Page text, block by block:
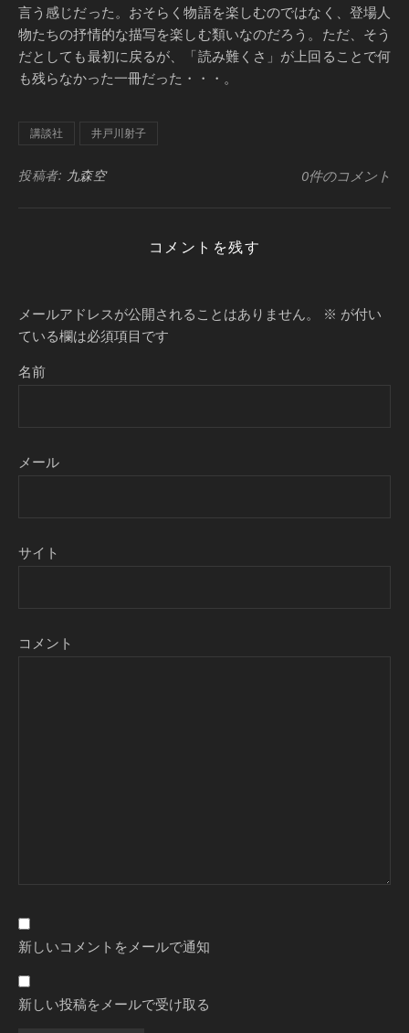
言う感じだった。おそらく物語を楽しむのではなく、登場人
物たちの抒情的な描写を楽しむ類いなのだろう。ただ、そう
だとしても最初に戻るが、「読み難くさ」が上回ることで何
も残らなかった一冊だった・・・。
講談社 井戸川射子
投稿者: 九森空 0件のコメント
コメントを残す
メールアドレスが公開されることはありません。 ※ が付い
ている欄は必須項目です
名前
メール
サイト
コメント
新しいコメントをメールで通知
新しい投稿をメールで受け取る